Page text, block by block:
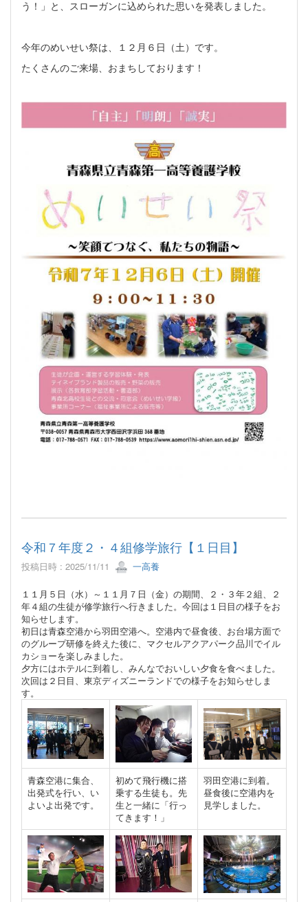
う！」と、スローガンに込められた思いを発表しました。
今年のめいせい祭は、１２月６日（土）です。
たくさんのご来場、おまちしております！
令和７年度２・４組修学旅行【１日目】
投稿日時 : 2025/11/11 一高養
１１月５日（水）～１１月７日（金）の期間、２・３年２組、２
年４組の生徒が修学旅行へ行きました。今回は１日目の様子をお
知らせします。
初日は青森空港から羽田空港へ。空港内で昼食後、お台場方面で
のグループ研修を終えた後に、マクセルアクアパーク品川でイル
カショーを楽しみました。
夕方にはホテルに到着し、みんなでおいしい夕食を食べました。
次回は２日目、東京ディズニーランドでの様子をお知らせしま
す。
青森空港に集合、
出発式を行い、い
よいよ出発です。
初めて飛行機に搭
乗する生徒も。先
生と一緒に「行っ
てきます！」
羽田空港に到着。
昼食後に空港内を
見学しました。